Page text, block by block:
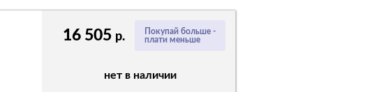
Покупай больше -
плати меньше
16 505 р.
нет в наличии